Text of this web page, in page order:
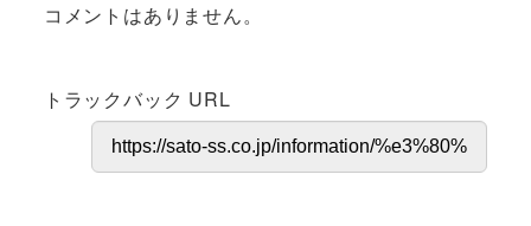
コメントはありません。
トラックバック URL